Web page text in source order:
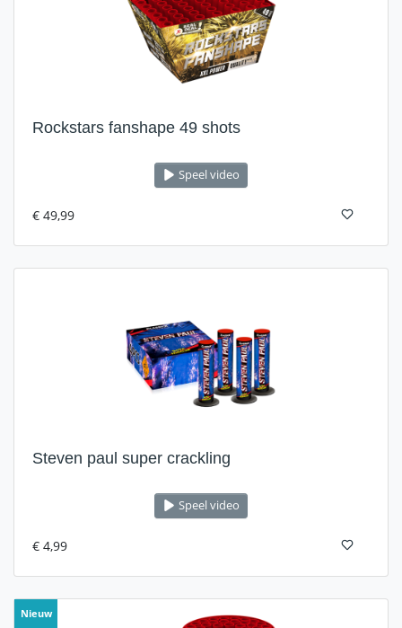
Rockstars fanshape 49 shots
Speel video
€ 49,99
Steven paul super crackling
Speel video
€ 4,99
Nieuw